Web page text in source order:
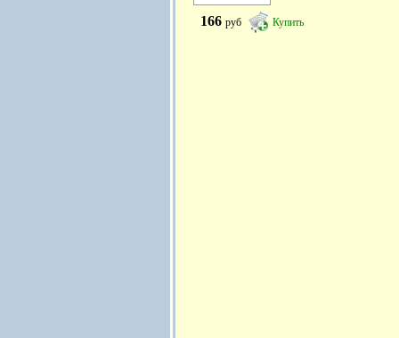
166 руб Купить